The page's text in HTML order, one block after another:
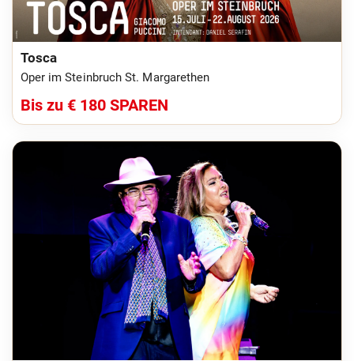
Tosca
Oper im Steinbruch St. Margarethen
Bis zu € 180 SPAREN